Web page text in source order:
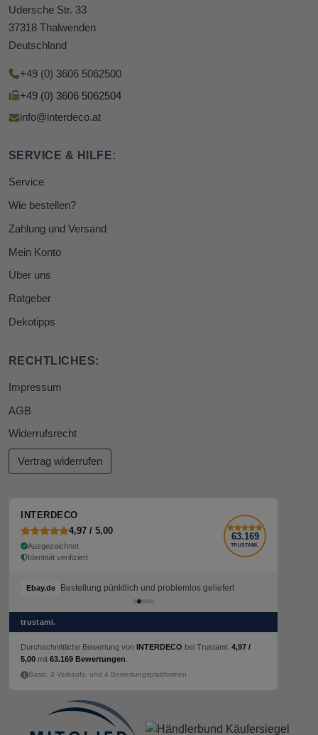
Udersche Str. 33
37318 Thalwenden
Deutschland
+49 (0) 3606 5062500
+49 (0) 3606 5062504
info@interdeco.at
SERVICE & HILFE:
Service
Wie bestellen?
Zahlung und Versand
Mein Konto
Über uns
Ratgeber
Dekotipps
RECHTLICHES:
Impressum
AGB
Widerrufsrecht
Vertrag widerrufen
INTERDECO
4,97 / 5,00
Ausgezeichnet
Identität verifiziert
63.169
TRUSTAMI.
Ebay.de Bestellung pünktlich und problemlos geliefert
trustami.
Durchschnittliche Bewertung von INTERDECO bei Trustami: 4,97 /
5,00 mit 63.169 Bewertungen
Basis: 3 Verkaufs- und 4 Bewertungsplattformen